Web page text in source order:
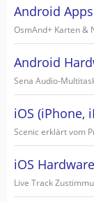
Android Apps
OsmAnd+ Karten &
Android
Sena Audio-
iOS (iPhone,
Scenic erklärt vom
iOS
Live Track